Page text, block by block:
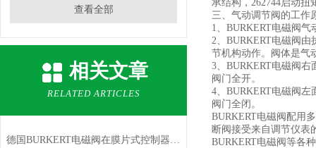
查看全部
相关文章
RELATED ARTICLES
德国BURKERT电磁阀在膜片式控制器上下腔形成压力差后方能实现
承结构，262744启动
三、气动调节阀的工作
1、BURKERT电磁阀
2、BURKERT电磁阀
节机构动作。阀体是气
3、BURKERT电磁阀右
阀门全开。
4、BURKERT电磁阀左
阀门全闭。
BURKERT电磁阀配用
断阀接受来自调节仪表
BURKERT电磁阀等各